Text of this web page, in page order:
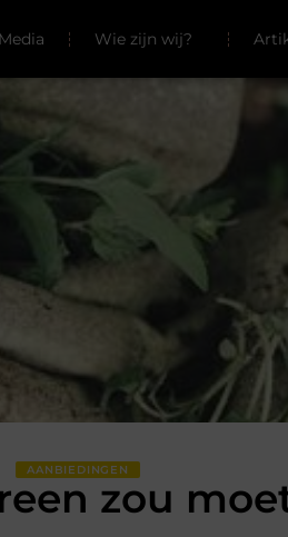
Wie zijn wij?
AANBIEDINGEN
zou